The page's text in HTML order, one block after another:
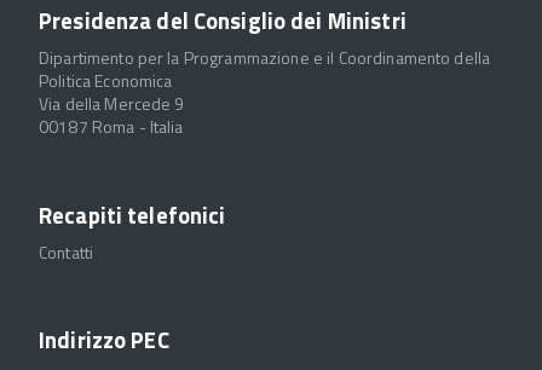
Presidenza del Consiglio dei Ministri
Dipartimento per la Programmazione e il Coordinamento della
Politica Economica
Via della Mercede 9
00187 Roma - Italia
Recapiti telefonici
Contatti
Indirizzo PEC